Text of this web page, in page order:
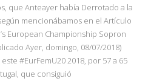
que Anteayer había Derrotado a la
mencionábamos en el Artículo
European Championship Sopron
Ayer, domingo, 08/07/2018)
#EurFemU20 2018, por 57 a 65
que consiguió